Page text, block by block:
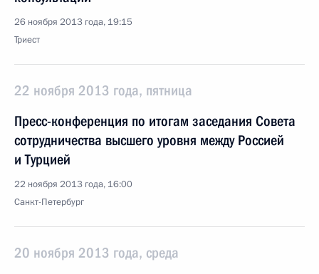
26 ноября 2013 года, 19:15
Триест
22 ноября 2013 года, пятница
Пресс-конференция по итогам заседания Совета
сотрудничества высшего уровня между Россией
и Турцией
22 ноября 2013 года, 16:00
Санкт-Петербург
20 ноября 2013 года, среда